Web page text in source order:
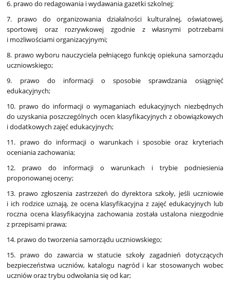
6. prawo do redagowania i wydawania gazetki szkolnej;
7. prawo do organizowania działalności kulturalnej, oświatowej,
sportowej oraz rozrywkowej zgodnie z własnymi potrzebami
i możliwościami organizacyjnymi;
8. prawo wyboru nauczyciela pełniącego funkcję opiekuna samorządu
uczniowskiego;
9. prawo do informacji o sposobie sprawdzania osiągnięć
edukacyjnych;
10. prawo do informacji o wymaganiach edukacyjnych niezbędnych
do uzyskania poszczególnych ocen klasyfikacyjnych z obowiązkowych
i dodatkowych zajęć edukacyjnych;
11. prawo do informacji o warunkach i sposobie oraz kryteriach
oceniania zachowania;
12. prawo do informacji o warunkach i trybie podniesienia
proponowanej oceny;
13. prawo zgłoszenia zastrzeżeń do dyrektora szkoły, jeśli uczniowie
i ich rodzice uznają, że ocena klasyfikacyjna z zajęć edukacyjnych lub
roczna ocena klasyfikacyjna zachowania została ustalona niezgodnie
z przepisami prawa;
14. prawo do tworzenia samorządu uczniowskiego;
15. prawo do zawarcia w statucie szkoły zagadnień dotyczących
bezpieczeństwa uczniów, katalogu nagród i kar stosowanych wobec
uczniów oraz trybu odwołania się od kar;